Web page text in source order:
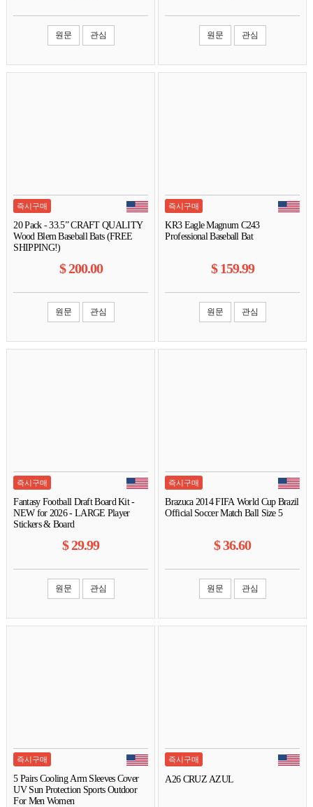
원문 관심 원문 관심
즉시구매
20 Pack - 33.5” CRAFT QUALITY
Wood Blem Baseball Bats (FREE
SHIPPING!)
$200.00
원문 관심
즉시구매
KR3 Eagle Magnum C243
Professional Baseball Bat
$159.99
원문 관심
즉시구매
Fantasy Football Draft Board Kit -
NEW for 2026 - LARGE Player
Stickers & Board
$29.99
원문 관심
즉시구매
Brazuca 2014 FIFA World Cup Brazil
Official Soccer Match Ball Size 5
$36.60
원문 관심
즉시구매
5 Pairs Cooling Arm Sleeves Cover
UV Sun Protection Sports Outdoor
For Men Women
즉시구매
A26 CRUZ AZUL